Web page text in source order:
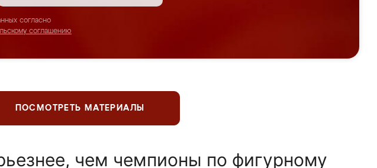
согласно
соглашению
ПОСМОТРЕТЬ МАТЕРИАЛЫ
чем чемпионы по фигурному